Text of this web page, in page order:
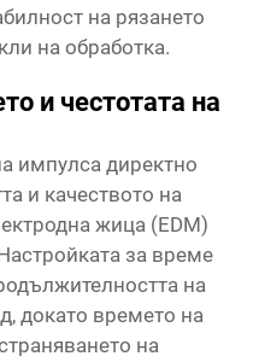
на рязането
на обработка.
и честотата на
импулса директно
и качеството на
жица (EDM)
за време
на
докато времето на
на